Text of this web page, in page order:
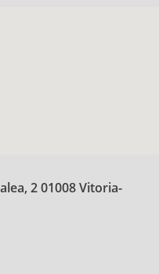
2 01008 Vitoria-